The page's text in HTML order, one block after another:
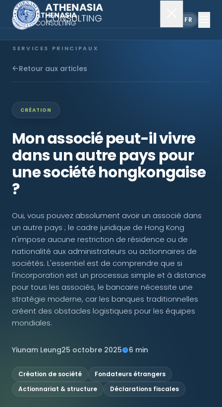
FR
SERVICES PRINCIPAUX
Constitution de société
EXPLORER
À propos
NOUS SUIVRE
Contactez-nous
Retour aux articles
CRÉATION
Mon associé peut-il vivre
dans un autre pays pour
une société hongkongaise
?
Oui, vous pouvez absolument avoir un associé dans
un autre pays ; le cadre juridique de Hong Kong
n'impose aucune restriction de résidence ou de
nationalité aux administrateurs ou actionnaires de
sociétés. L'essentiel est de comprendre que si
l'incorporation est un processus simple et à distance
pour tous les associés, le bancaire nécessite une
stratégie moderne, car les banques traditionnelles
créent des obstacles logistiques pour les équipes
mondiales.
Yiunam Leung25 octobre 2025 6 min
Création de société
Fondateurs étrangers
Actionnariat & structure
Déclarations fiscales